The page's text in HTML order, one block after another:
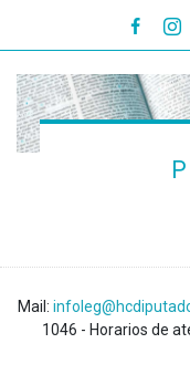

Mail:
1046 - Horarios de